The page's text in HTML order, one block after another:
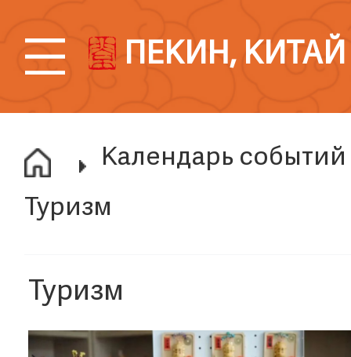
ПЕКИН, КИТАЙ
Календарь событий
Туризм
Туризм